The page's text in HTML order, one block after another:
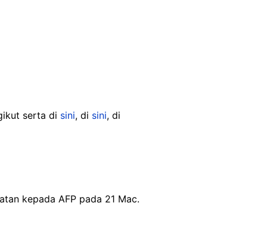
serta di sini, di sini, di
kepada AFP pada 21 Mac.